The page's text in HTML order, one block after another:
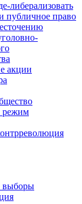
либерализовать
публичное право
акции
режим
выборы